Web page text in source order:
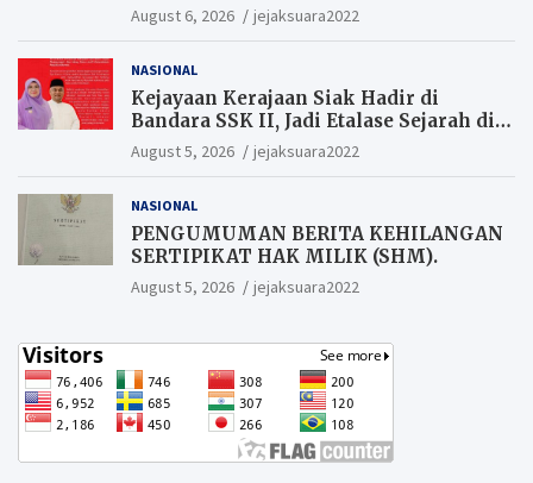
August 6, 2026 jejaksuara2022
NASIONAL
Kejayaan Kerajaan Siak Hadir di
Bandara SSK II, Jadi Etalase Sejarah di
Gerbang Riau
August 5, 2026 jejaksuara2022
NASIONAL
PENGUMUMAN BERITA KEHILANGAN
SERTIPIKAT HAK MILIK (SHM).
August 5, 2026 jejaksuara2022